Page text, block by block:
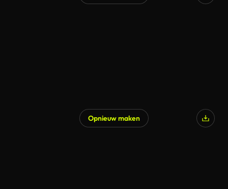
Opnieuw maken